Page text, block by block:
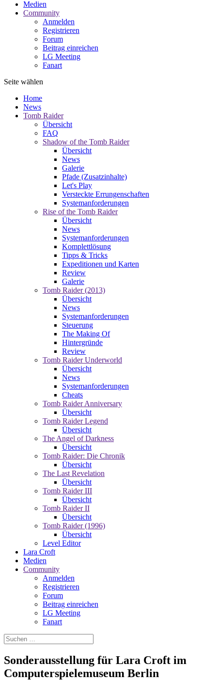
Medien
Community
Anmelden
Registrieren
Forum
Beitrag einreichen
LG Meeting
Fanart
Seite wählen
Home
News
Tomb Raider
Übersicht
FAQ
Shadow of the Tomb Raider
Übersicht
News
Galerie
Pfade (Zusatzinhalte)
Let's Play
Versteckte Errungenschaften
Systemanforderungen
Rise of the Tomb Raider
Übersicht
News
Systemanforderungen
Komplettlösung
Tipps & Tricks
Expeditionen und Karten
Review
Galerie
Tomb Raider (2013)
Übersicht
News
Systemanforderungen
Steuerung
The Making Of
Hintergründe
Review
Tomb Raider Underworld
Übersicht
News
Systemanforderungen
Cheats
Tomb Raider Anniversary
Übersicht
Tomb Raider Legend
Übersicht
The Angel of Darkness
Übersicht
Tomb Raider: Die Chronik
Übersicht
The Last Revelation
Übersicht
Tomb Raider III
Übersicht
Tomb Raider II
Übersicht
Tomb Raider (1996)
Übersicht
Level Editor
Lara Croft
Medien
Community
Anmelden
Registrieren
Forum
Beitrag einreichen
LG Meeting
Fanart
Sonderausstellung für Lara Croft im
Computerspielemuseum Berlin